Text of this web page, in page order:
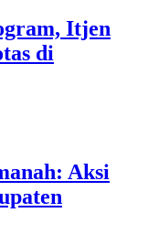
Itjen
di
Aksi